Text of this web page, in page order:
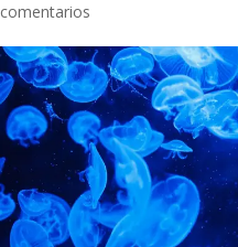
comentarios